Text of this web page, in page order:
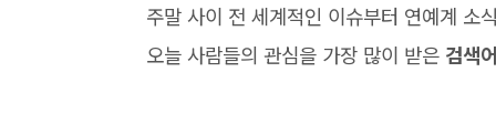
주말 사이 전 세계적인 이슈부터 연예계 소
오늘 사람들의 관심을 가장 많이 받은 검색